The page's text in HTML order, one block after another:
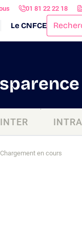
01 81 22 22 18
Le CNFCE
INTER INTRA